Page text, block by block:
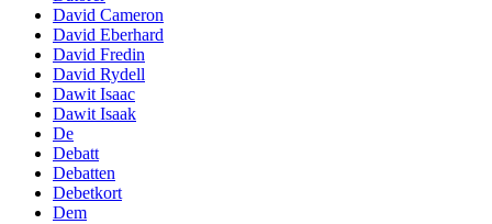
David Cameron
David Eberhard
David Fredin
David Rydell
Dawit Isaac
Dawit Isaak
De
Debatt
Debatten
Debetkort
Dem